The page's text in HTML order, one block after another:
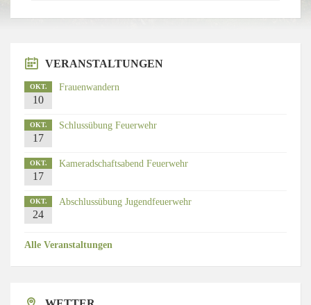
VERANSTALTUNGEN
OKT.
10
Frauenwandern
OKT.
17
Schlussübung Feuerwehr
OKT.
17
Kameradschaftsabend Feuerwehr
OKT.
24
Abschlussübung Jugendfeuerwehr
Alle Veranstaltungen